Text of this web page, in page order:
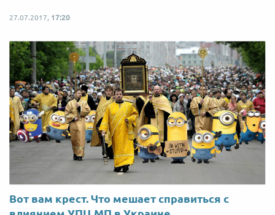
27.07.2017, 17:20
Вот вам крест. Что мешает справиться c